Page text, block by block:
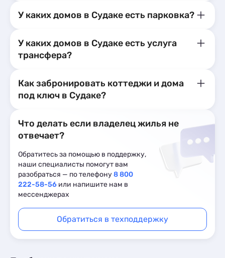
У каких домов в Судаке есть парковка?
У каких домов в Судаке есть услуга
трансфера?
Как забронировать коттеджи и дома
под ключ в Судаке?
Что делать если владелец жилья не
отвечает?
Обратитесь за помощью в поддержку,
наши специалисты помогут вам
разобраться — по телефону8 800
222-58-56 или напишите нам в
мессенджерах
Обратиться в техподдержку